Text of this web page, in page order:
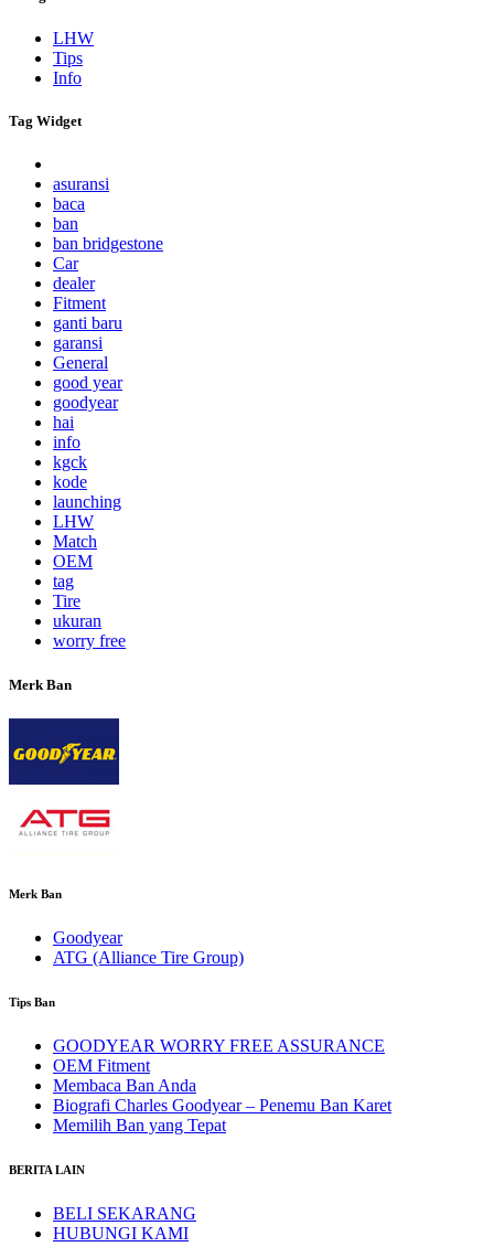
LHW
Tips
Info
Tag Widget
asuransi
baca
ban
ban bridgestone
Car
dealer
Fitment
ganti baru
garansi
General
good year
goodyear
hai
info
kgck
kode
launching
LHW
Match
OEM
tag
Tire
ukuran
worry free
Merk Ban
Merk Ban
Goodyear
ATG (Alliance Tire Group)
Tips Ban
GOODYEAR WORRY FREE ASSURANCE
OEM Fitment
Membaca Ban Anda
Biografi Charles Goodyear – Penemu Ban Karet
Memilih Ban yang Tepat
BERITA LAIN
BELI SEKARANG
HUBUNGI KAMI